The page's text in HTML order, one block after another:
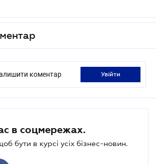
коментар увійти
в соцмережах.
бути в курсі усіх бізнес-новин.